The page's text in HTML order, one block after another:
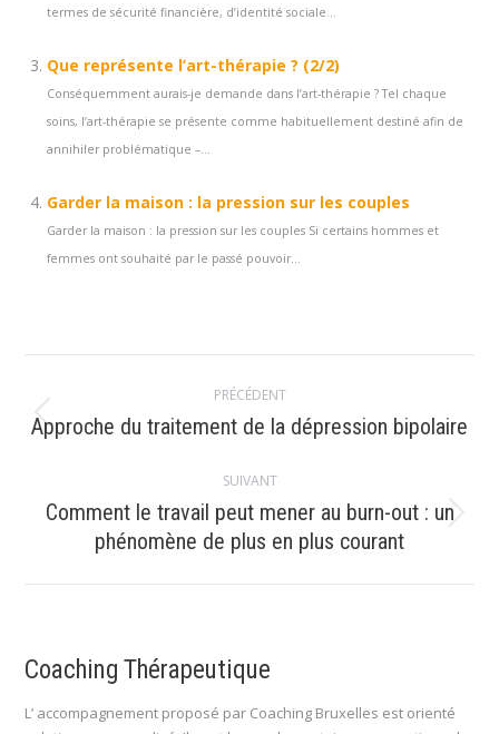
termes de sécurité financière, d’identité sociale...
Que représente l’art-thérapie ? (2/2)
Conséquemment aurais-je demande dans l’art-thérapie ? Tel chaque
soins, l’art-thérapie se présente comme habituellement destiné afin de
annihiler problématique –...
Garder la maison : la pression sur les couples
Garder la maison : la pression sur les couples Si certains hommes et
femmes ont souhaité par le passé pouvoir...
article
PRÉCÉDENT
Article
:
Approche du traitement de la dépression bipolaire
SUIVANT
Article
suivant
Comment le travail peut mener au burn-out : un
phénomène de plus en plus courant
Coaching Thérapeutique
L’ accompagnement proposé par Coaching Bruxelles est orienté